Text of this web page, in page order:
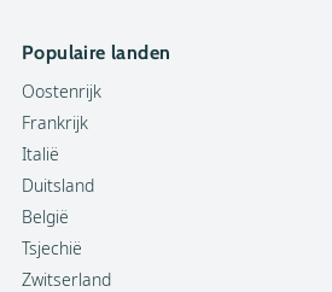
Populaire landen
Oostenrijk
Frankrijk
Italië
Duitsland
België
Tsjechië
Zwitserland